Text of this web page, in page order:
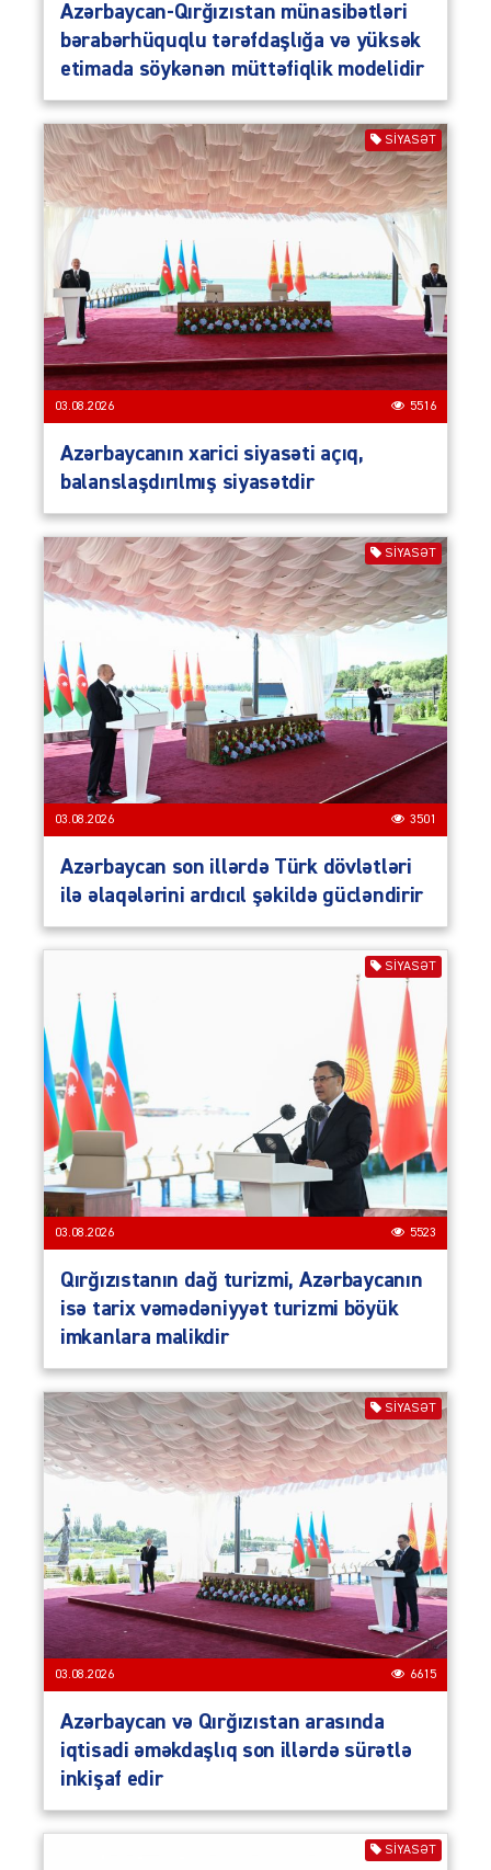
Azərbaycan-Qırğızıstan münasibətləri
bərabərhüquqlu tərəfdaşlığa və yüksək
etimada söykənən müttəfiqlik modelidir
SIYASƏT
03.08.2026 5516
Azərbaycanın xarici siyasəti açıq,
balanslaşdırılmış siyasətdir
SIYASƏT
03.08.2026 3501
Azərbaycan son illərdə Türk dövlətləri
ilə əlaqələrini ardıcıl şəkildə gücləndirir
SIYASƏT
03.08.2026 5523
Qırğızıstanın dağ turizmi, Azərbaycanın
isə tarix vəmədəniyyət turizmi böyük
imkanlara malikdir
SIYASƏT
03.08.2026 6615
Azərbaycan və Qırğızıstan arasında
iqtisadi əməkdaşlıq son illərdə sürətlə
inkişaf edir
SIYASƏT